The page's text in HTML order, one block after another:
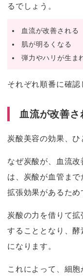
るでしょう。
血流が改善される
肌が明るくなる
弾力やハリが生ま
それぞれ順番に確認
血流が改善さ
炭酸美容の効果、ひ
なぜ炭酸が、血流
は、炭酸が血管ま
拡張効果があるため
炭酸の力を借りて
することとなり、酵
になります。
これによって、細